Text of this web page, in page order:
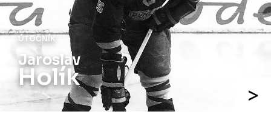
ÚTOČNÍK
Jaroslav
Holík